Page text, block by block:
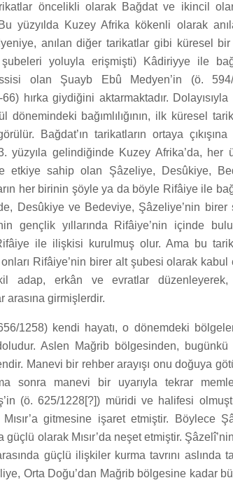
öncelikli olarak Bağdat ve ikincil
yüzyılda Kuzey Afrika kökenli olarak
anılan diğer tarikatlar gibi küresel
yoluyla erişmişti) Kâdiriyye ile
olan Şuayb Ebû Medyen’in (ö. 594/
hırka giydiğini aktarmaktadır.
dönemindeki bağımlılığının, ilk küresel
Bağdat’ın tarikatların ortaya
yüzyıla gelindiğinde Kuzey Afrika’da, her
etkiye sahip olan Şâzeliye, Desûkiye,
her birinin şöyle ya da böyle Rifâiye ile
Desûkiye ve Bedeviye, Şâzeliye’nin birer
gençlik yıllarında Rifâiye’nin içinde
ile ilişkisi kurulmuş olur. Ama bu
Rifâiye’nin birer alt şubesi olarak kabul
adap, erkân ve evratlar düzenleyerek,
arasına girmişlerdir.
1258) kendi hayatı, o dönemdeki
Aslen Mağrib bölgesinden, bugünkü
Manevi bir rehber arayışı onu doğuya
sonra manevi bir uyarıyla tekrar
(ö. 625/1228[?]) müridi ve halifesi
gitmesine işaret etmiştir. Böylece
güçlü olarak Mısır’da neşet etmiştir.
güçlü ilişkiler kurma tavrını aslında
Orta Doğu’dan Mağrib bölgesine kadar